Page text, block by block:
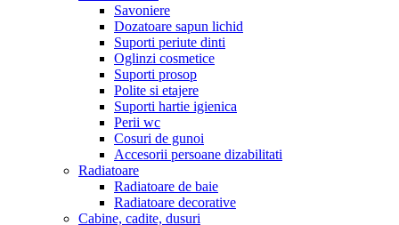
Savoniere
Dozatoare sapun lichid
Suporti periute dinti
Oglinzi cosmetice
Suporti prosop
Polite si etajere
Suporti hartie igienica
Perii wc
Cosuri de gunoi
Accesorii persoane dizabilitati
Radiatoare
Radiatoare de baie
Radiatoare decorative
Cabine, cadite, dusuri